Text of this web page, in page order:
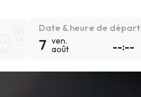
Date & heure de départ
7 ven.
août